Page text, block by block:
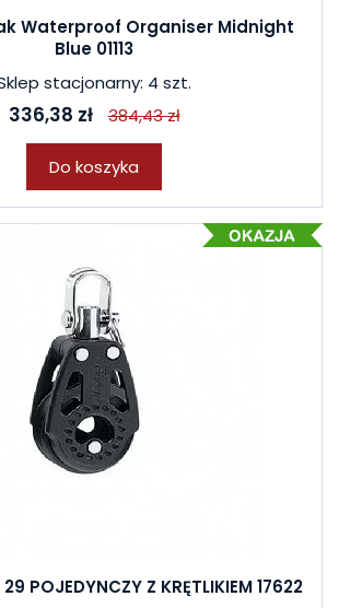
Waterproof Organiser Midnight
Blue 01113
stacjonarny: 4 szt.
336,38 zł 384,43 zł
Do koszyka
POJEDYNCZY Z KRĘTLIKIEM 17622